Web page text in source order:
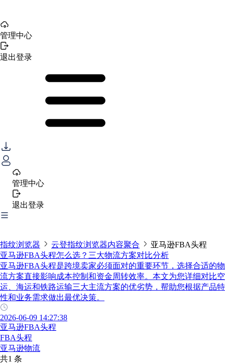
管理中心
退出登录
管理中心
退出登录
指纹浏览器 云登指纹浏览器内容聚合
亚马逊FBA头程
亚马逊FBA头程怎么选？三大物流方案对比分析
亚马逊FBA头程是跨境卖家必须面对的重要环节，选择合适的物
流方案直接影响成本控制和资金周转效率。本文为您详细对比空
运、海运和铁路运输三大主流方案的优劣势，帮助您根据产品特
性和业务需求做出最优决策。
2026-06-09 14:27:38
亚马逊FBA头程
FBA头程
亚马逊物流
共1 条